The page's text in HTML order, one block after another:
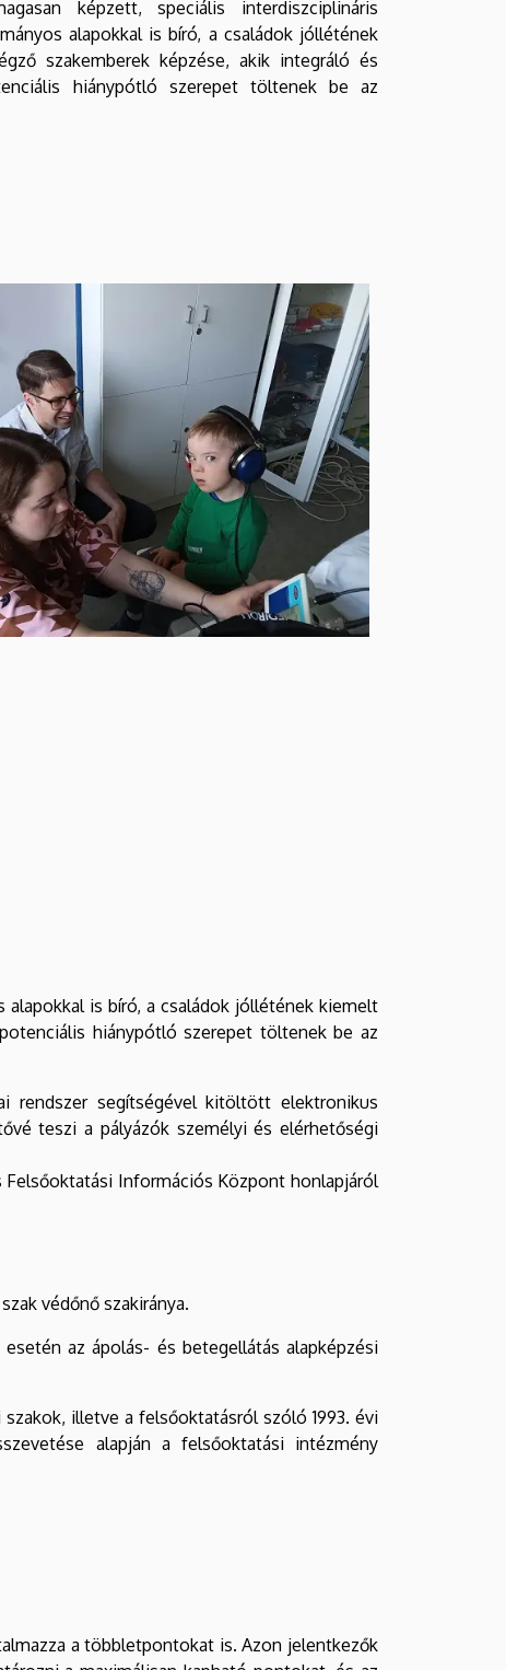
képzett, speciális interdiszciplináris
alapokkal is bíró, a családok jóllétének
szakemberek képzése, akik integráló és
hiánypótló szerepet töltenek be az
is bíró, a családok jóllétének kiemelt
hiánypótló szerepet töltenek be az
segítségével kitöltött elektronikus
teszi a pályázók személyi és elérhetőségi
Információs Központ honlapjáról
védőnő szakiránya.
az ápolás- és betegellátás alapképzési
illetve a felsőoktatásról szóló 1993. évi
alapján a felsőoktatási intézmény
a többletpontokat is. Azon jelentkezők